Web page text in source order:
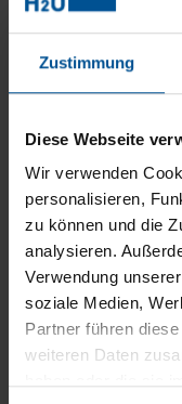
Zustimmung
Diese Webseite
Wir verwenden
personalisieren,
zu können und die
analysieren.
Verwendung
soziale Medien,
Partner führen
weiteren Daten
VACUDEST
opciones de
Intercambiado
autolimpiador,
explotación
Etapas de
separación
Destcontrol
destilado